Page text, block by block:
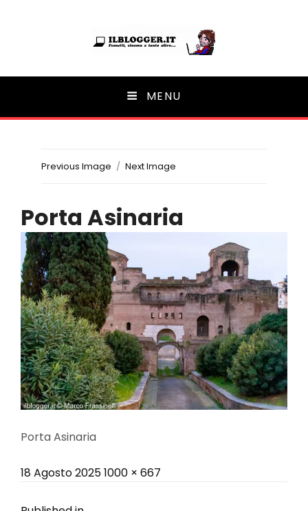
Ilblogger.it
Il portalino di blog | MENU
Previous Image Next Image
Porta Asinaria
Porta Asinaria
Posted
18 Agosto 2025Full
1000 × 667